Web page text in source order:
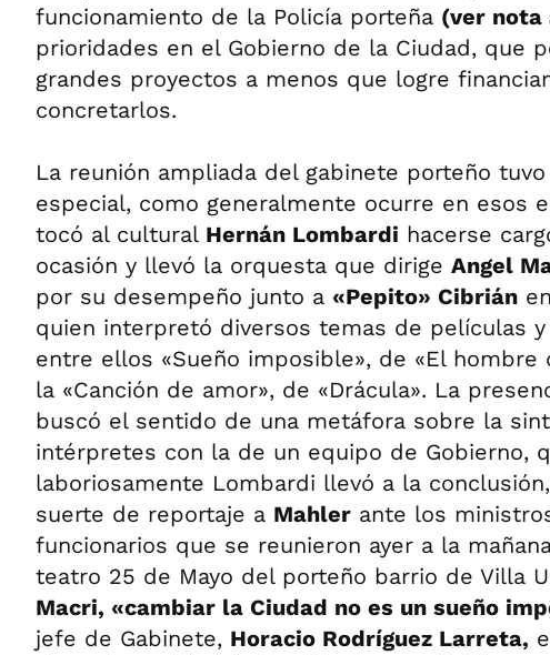
funcionamiento de la Policía porteña (ver nota
prioridades en el Gobierno de la Ciudad, que
grandes proyectos a menos que logre
concretarlos.
La reunión ampliada del gabinete porteño
especial, como generalmente ocurre en esos
tocó al cultural Hernán Lombardi hacerse
ocasión y llevó la orquesta que dirige Angel
por su desempeño junto a «Pepito» Cibrián
quien interpretó diversos temas de películas
entre ellos «Sueño imposible», de «El hombre
la «Canción de amor», de «Drácula». La
buscó el sentido de una metáfora sobre la
intérpretes con la de un equipo de Gobierno,
laboriosamente Lombardi llevó a la
suerte de reportaje a Mahler ante los
funcionarios que se reunieron ayer a la
teatro 25 de Mayo del porteño barrio de Villa
Macri, «cambiar la Ciudad no es un sueño
jefe de Gabinete, Horacio Rodríguez Larreta,